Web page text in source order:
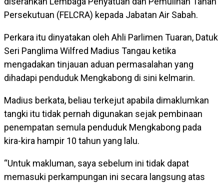
Persekutuan (FELCRA) kepada Jabatan Air Sabah.
Perkara itu dinyatakan oleh Ahli Parlimen Tuaran, Datuk
Seri Panglima Wilfred Madius Tangau ketika
mengadakan tinjauan aduan permasalahan yang
dihadapi penduduk Mengkabong di sini kelmarin.
Madius berkata, beliau terkejut apabila dimaklumkan
tangki itu tidak pernah digunakan sejak pembinaan
penempatan semula penduduk Mengkabong pada
kira-kira hampir 10 tahun yang lalu.
“Untuk makluman, saya sebelum ini tidak dapat
memasuki perkampungan ini secara langsung atas